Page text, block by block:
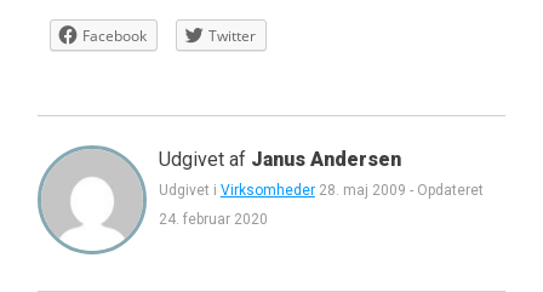
Facebook Twitter
Udgivet af Janus Andersen
Udgivet i Virksomheder 28. maj 2009 - Opdateret
24. februar 2020